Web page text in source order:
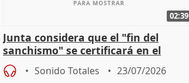
02:39
Junta considera que el "fin del
sanchismo" se certificará en el
Congreso con la "caída" del techo de
Sonido Totales 23/07/2026